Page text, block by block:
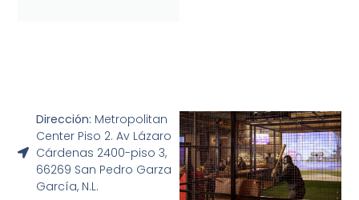
Dirección: Metropolitan
Center Piso 2. Av Lázaro
Cárdenas 2400-piso 3,
66269 San Pedro Garza
García, N.L.